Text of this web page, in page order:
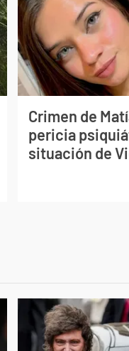
Crimen de
pericia
situación de